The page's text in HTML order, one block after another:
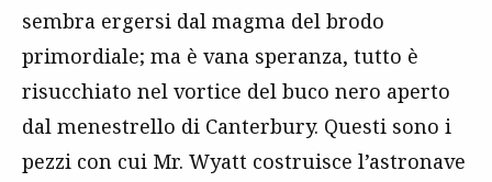
sembra ergersi dal magma del brodo
primordiale; ma è vana speranza, tutto è
risucchiato nel vortice del buco nero aperto
dal menestrello di Canterbury. Questi sono i
pezzi con cui Mr. Wyatt costruisce l’astronave